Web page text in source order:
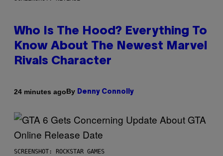
Who Is The Hood? Everything To
Know About The Newest Marvel
Rivals Character
24 minutes agoBy Denny Connolly
SCREENSHOT: ROCKSTAR GAMES